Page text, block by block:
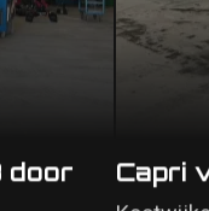
Capri